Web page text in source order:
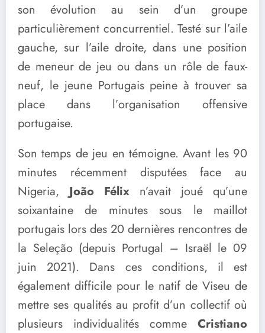
son évolution au sein d’un groupe
particulièrement concurrentiel. Testé sur l’aile
gauche, sur l’aile droite, dans une position
de meneur de jeu ou dans un rôle de faux-
neuf, le jeune Portugais peine à trouver sa
place dans l’organisation offensive
portugaise.
Son temps de jeu en témoigne. Avant les 90
minutes récemment disputées face au
Nigeria,João Félix n’avait joué qu’une
soixantaine de minutes sous le maillot
portugais lors des 20 dernières rencontres de
la Seleção (depuis Portugal – Israël le 09
juin 2021). Dans ces conditions, il est
également difficile pour le natif de Viseu de
mettre ses qualités au profit d’un collectif où
plusieurs individualités comme Cristiano